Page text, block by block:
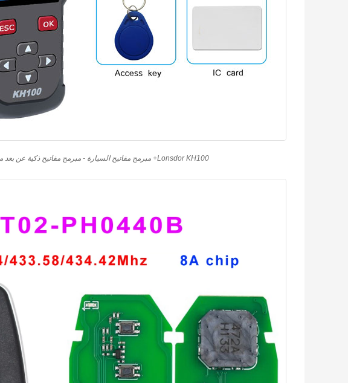
Lonsdor KH100+ مبرمج مفاتيح السيارة - مبرمج مفاتيح ذكية عن بعد محمول بالكامل مع تحديثات عبر الإنترنت